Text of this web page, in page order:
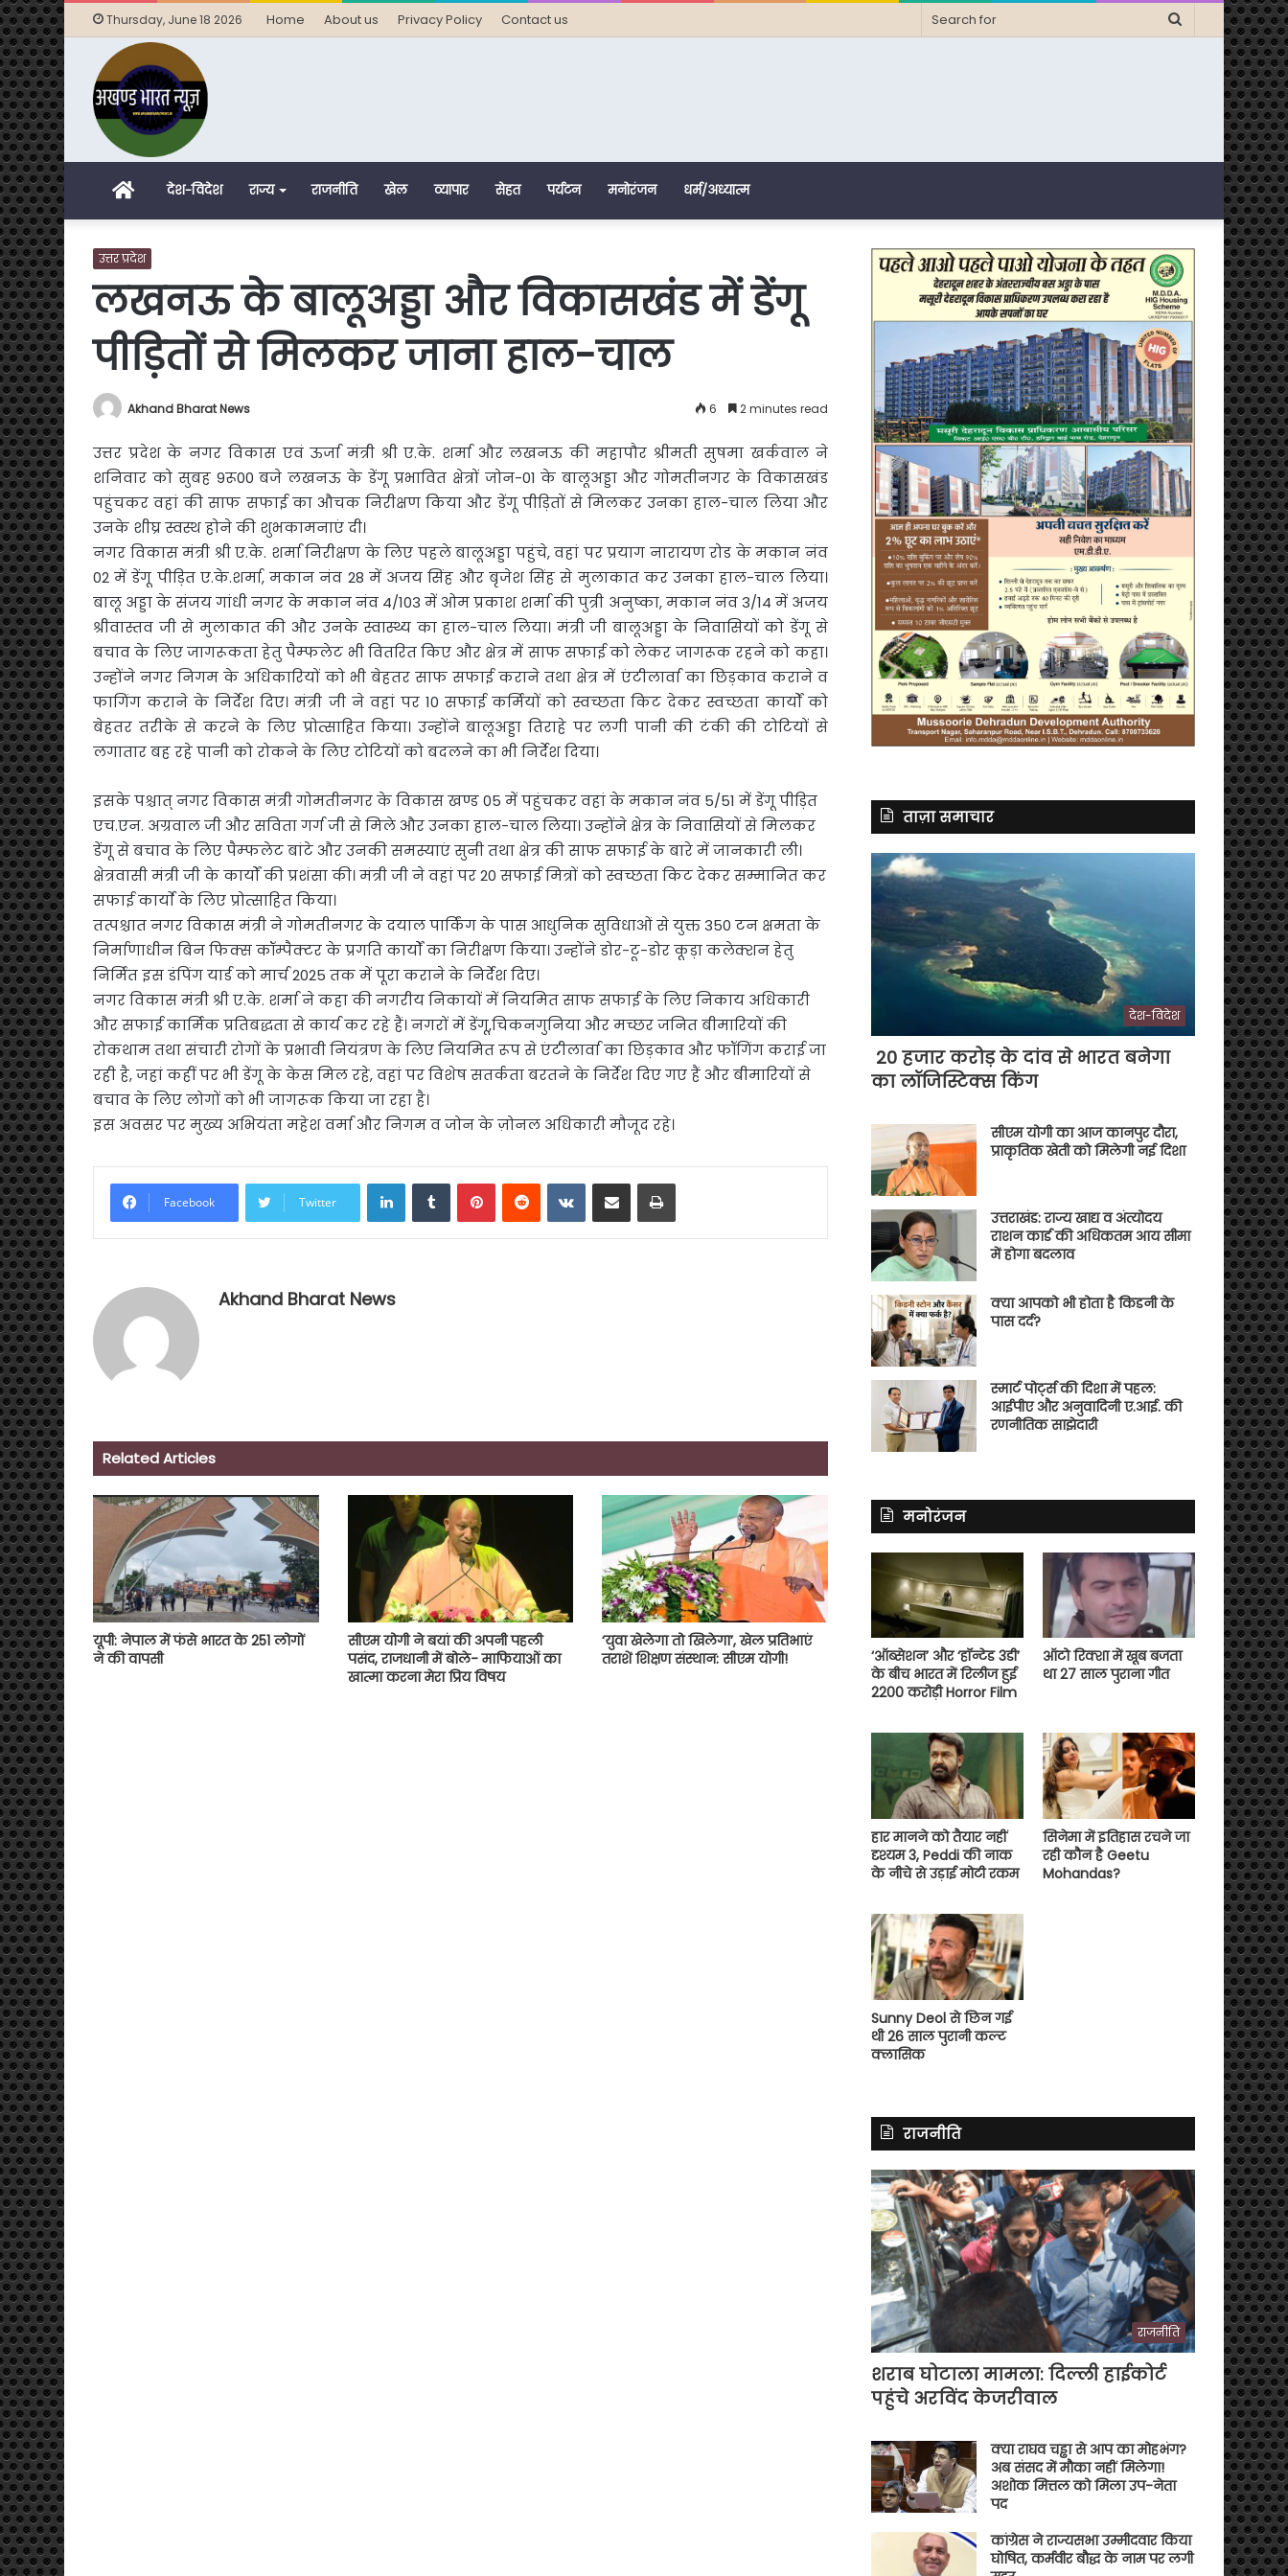
Thursday, June 18 2026 Home About us Privacy Policy Contact us
Search
Homeदेश-विदेश राज्य राजनीति खेल व्यापार सेहत पर्यटन मनोरंजन धर्म/अध्यात्म
उत्तर प्रदेश
लखनऊ के बालूअड्डा और विकासखंड में डेंगू
पीड़ितों से मिलकर जाना हाल-चाल
Akhand Bharat News 6 2 minutes read
उत्तर प्रदेश के नगर विकास एवं ऊर्जा मंत्री श्री ए.के. शर्मा और लखनऊ की महापौर श्रीमती सुषमा खर्कवाल ने
शनिवार को सुबह 9रू00 बजे लखनऊ के डेंगू प्रभावित क्षेत्रों जोन-01 के बालूअड्डा और गोमतीनगर के विकासखंड
पहुंचकर वहां की साफ सफाई का औचक निरीक्षण किया और डेंगू पीड़ितों से मिलकर उनका हाल-चाल लिया और
उनके शीघ्र स्वस्थ होने की शुभकामनाएं दी।
नगर विकास मंत्री श्री ए.के. शर्मा निरीक्षण के लिए पहले बालूअड्डा पहुंचे, वहां पर प्रयाग नारायण रोड के मकान नंव
02 में डेंगू पीड़ित ए.के.शर्मा, मकान नंव 28 में अजय सिंह और बृजेश सिंह से मुलाकात कर उनका हाल-चाल लिया।
बालू अड्डा के संजय गांधी नगर के मकान नंव 4/103 में ओम प्रकाश शर्मा की पुत्री अनुष्का, मकान नंव 3/14 में अजय
श्रीवास्तव जी से मुलाकात की और उनके स्वास्थ्य का हाल-चाल लिया। मंत्री जी बालूअड्डा के निवासियों को डेंगू से
बचाव के लिए जागरूकता हेतु पैम्फलेट भी वितरित किए और क्षेत्र में साफ सफाई को लेकर जागरूक रहने को कहा।
उन्होंने नगर निगम के अधिकारियों को भी बेहतर साफ सफाई कराने तथा क्षेत्र में एंटीलार्वा का छिड़काव कराने व
फागिंग कराने के निर्देश दिए। मंत्री जी ने वहां पर 10 सफाई कर्मियों को स्वच्छता किट देकर स्वच्छता कार्यों को
बेहतर तरीके से करने के लिए प्रोत्साहित किया। उन्होंने बालूअड्डा तिराहे पर लगी पानी की टंकी की टोटियों से
लगातार बह रहे पानी को रोकने के लिए टोटियों को बदलने का भी निर्देश दिया।
इसके पश्चात् नगर विकास मंत्री गोमतीनगर के विकास खण्ड 05 में पहुंचकर वहां के मकान नंव 5/51 में डेंगू पीड़ित
एच.एन. अग्रवाल जी और सविता गर्ग जी से मिले और उनका हाल-चाल लिया। उन्होंने क्षेत्र के निवासियों से मिलकर
डेंगू से बचाव के लिए पैम्फलेट बांटे और उनकी समस्याएं सुनी तथा क्षेत्र की साफ सफाई के बारे में जानकारी ली।
क्षेत्रवासी मंत्री जी के कार्यों की प्रशंसा की। मंत्री जी ने वहां पर 20 सफाई मित्रों को स्वच्छता किट देकर सम्मानित कर
सफाई कार्याे के लिए प्रोत्साहित किया।
तत्पश्चात नगर विकास मंत्री ने गोमतीनगर के दयाल पार्किंग के पास आधुनिक सुविधाओं से युक्त 350 टन क्षमता के
निर्माणाधीन बिन फिक्स कॉम्पैक्टर के प्रगति कार्यों का निरीक्षण किया। उन्होंने डोर-टू-डोर कूड़ा कलेक्शन हेतु
निर्मित इस डंपिंग यार्ड को मार्च 2025 तक में पूरा कराने के निर्देश दिए।
नगर विकास मंत्री श्री ए.के. शर्मा ने कहा की नगरीय निकायों में नियमित साफ सफाई के लिए निकाय अधिकारी
और सफाई कार्मिक प्रतिबद्धता से कार्य कर रहे हैं। नगरों में डेंगू,चिकनगुनिया और मच्छर जनित बीमारियों की
रोकथाम तथा संचारी रोगों के प्रभावी नियंत्रण के लिए नियमित रूप से एंटीलार्वा का छिड़काव और फॉगिंग कराई जा
रही है, जहां कहीं पर भी डेंगू के केस मिल रहे, वहां पर विशेष सतर्कता बरतने के निर्देश दिए गए हैं और बीमारियों से
बचाव के लिए लोगों को भी जागरूक किया जा रहा है।
इस अवसर पर मुख्य अभियंता महेश वर्मा और निगम व जोन के ज़ोनल अधिकारी मौजूद रहे।
Facebook Twitter
LinkedInTumblrPinterestReddit VKontakte
Share via Email Print
Akhand Bharat News
Related Articles
यूपी: नेपाल में फंसे भारत के 251 लोगों
ने की वापसी
सीएम योगी ने बयां की अपनी पहली
पसंद, राजधानी में बोले- माफियाओं का
खात्मा करना मेरा प्रिय विषय
‘युवा खेलेगा तो खिलेगा’, खेल प्रतिभाएं
तराशें शिक्षण संस्थान: सीएम योगी!
ताज़ा समाचार
देश-विदेश
20 हजार करोड़ के दांव से भारत बनेगा
का लॉजिस्टिक्स किंग
सीएम योगी का आज कानपुर दौरा,
प्राकृतिक खेती को मिलेगी नई दिशा
उत्तराखंड: राज्य खाद्य व अंत्योदय
राशन कार्ड की अधिकतम आय सीमा
में होगा बदलाव
क्या आपको भी होता है किडनी के
पास दर्द?
स्मार्ट पोर्ट्स की दिशा में पहल:
आईपीए और अनुवादिनी ए.आई. की
रणनीतिक साझेदारी
मनोरंजन
‘ऑब्सेशन’ और ‘हॉन्टेड 3डी’
के बीच भारत में रिलीज हुई
2200 करोड़ी Horror Film
ऑटो रिक्शा में खूब बजता
था 27 साल पुराना गीत
हार मानने को तैयार नहीं
दृश्यम 3, Peddi की नाक
के नीचे से उड़ाई मोटी रकम
सिनेमा में इतिहास रचने जा
रही कौन है Geetu
Mohandas?
Sunny Deol से छिन गई
थी 26 साल पुरानी कल्ट
क्लासिक
राजनीति
राजनीति
शराब घोटाला मामला: दिल्ली हाईकोर्ट
पहुंचे अरविंद केजरीवाल
क्या राघव चड्ढा से आप का मोहभंग?
अब संसद में मौका नहीं मिलेगा!
अशोक मित्तल को मिला उप-नेता
पद
कांग्रेस ने राज्यसभा उम्मीदवार किया
घोषित, कर्मवीर बौद्ध के नाम पर लगी